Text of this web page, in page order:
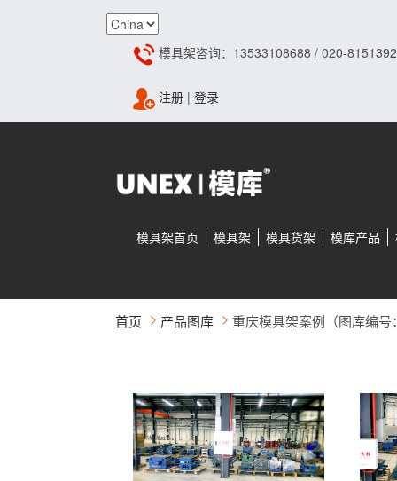
模具架咨询：13533108688 / 020-
注册 | 登录
模具架首页 模具架 模具货架 模库产品
首页 产品图库 重庆模具架案例（图库编号